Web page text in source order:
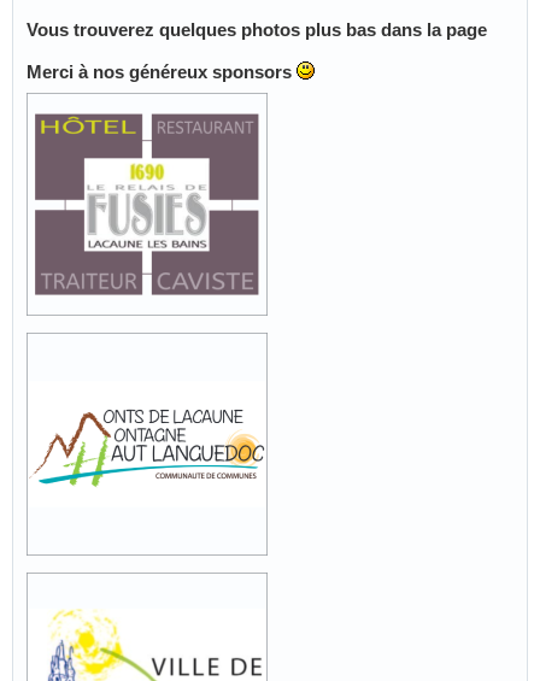
Vous trouverez quelques photos plus bas dans la page
Merci à nos généreux sponsors